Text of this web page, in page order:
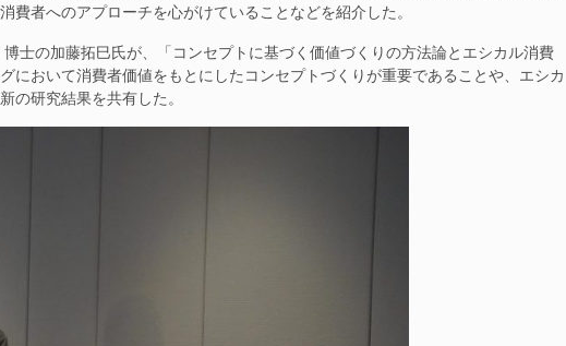
費者へのアプローチを心がけていることなどを紹介した。
士の加藤拓巳氏が、「コンセプトに基づく価値づくりの方法論とエシカル消費
において消費者価値をもとにしたコンセプトづくりが重要であることや、エシカ
の研究結果を共有した。